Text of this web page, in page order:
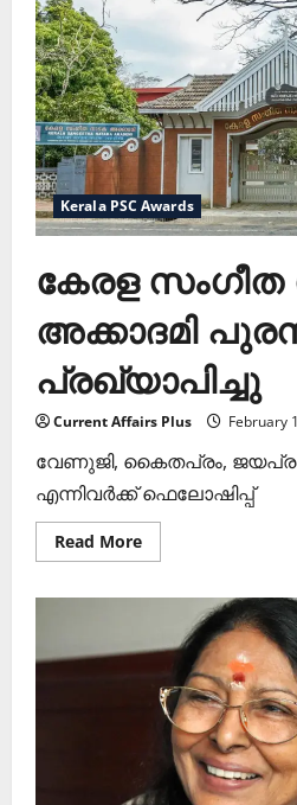
Kerala PSC Awards
കേരള സംഗീത
അക്കാദമി
പ്രഖ്യാപിച്ചു
Current Affairs Plus February
വേണുജി, കൈതപ്രം,
എന്നിവര്‍ക്ക് ഫെലോഷിപ്പ്
Read MoreRead
more
അക്കാദമി
പുരസ്‌കാരങ്ങള്‍
പ്രഖ്യാപിച്ചു